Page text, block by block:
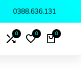
0388.636.131
0 0 0